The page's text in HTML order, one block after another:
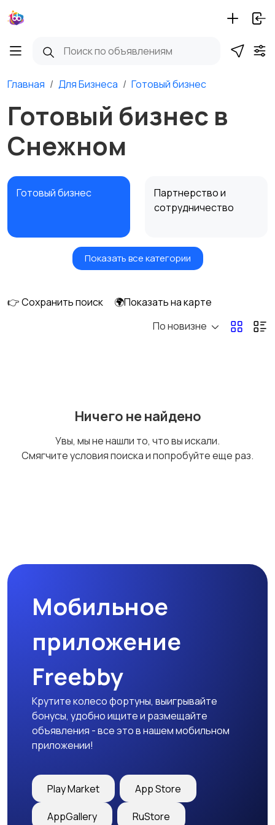
Главная Для Бизнеса Готовый бизнес
Готовый бизнес в
Снежном
Готовый бизнес
Партнерство и
сотрудничество
ОборудованиеПоказать все категории
👉 Сохранить поиск
🌍Показать на карте
По новизне
Ничего не найдено
Увы, мы не нашли то, что вы искали.
Смягчите условия поиска и попробуйте еще раз.
Мобильное
приложение
Freebby
Крутите колесо фортуны, выигрывайте
бонусы, удобно ищите и размещайте
объявления - все это в нашем мобильном
приложении!
Play Market App Store
AppGallery RuStore